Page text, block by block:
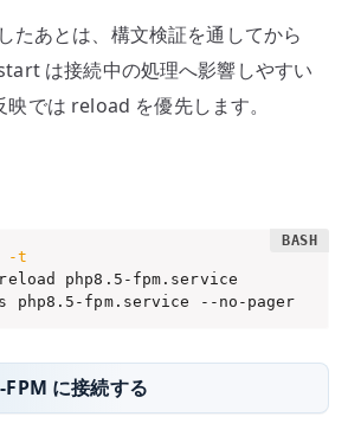
たあとは、構文検証を通してから
は接続中の処理へ影響しやすい
では reload を優先します。
-t
php8.5-fpm.service
php8.5-fpm.service --no-pager
に接続する